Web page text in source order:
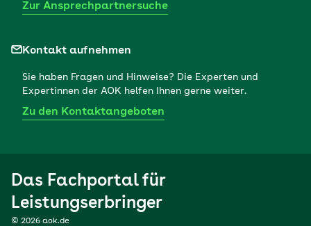
Zur Ansprechpartnersuche
Kontakt aufnehmen
Sie haben Fragen und Hinweise? Die Experten und
Expertinnen der AOK helfen Ihnen gerne weiter.
Zu den Kontaktangeboten
Das Fachportal für
Leistungserbringer
© 2026 aok.de